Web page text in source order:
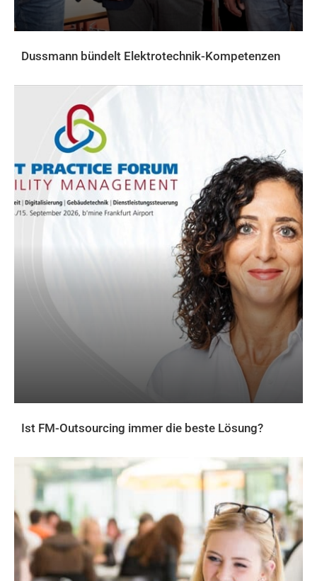
Dussmann bündelt Elektrotechnik-Kompetenzen
Ist FM-Outsourcing immer die beste Lösung?